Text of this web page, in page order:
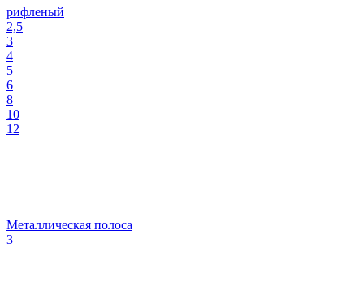
рифленый
2,5
3
4
5
6
8
10
12
Металлическая полоса
3